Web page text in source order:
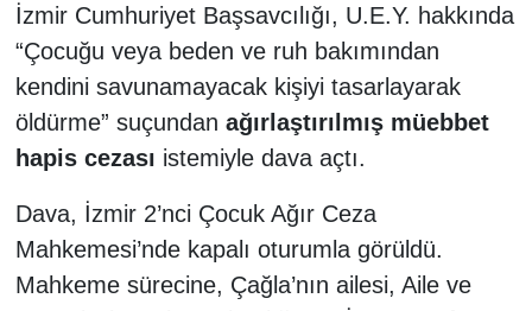
İzmir Cumhuriyet Başsavcılığı, U.E.Y. hakkında
“Çocuğu veya beden ve ruh bakımından
kendini savunamayacak kişiyi tasarlayarak
öldürme” suçundan ağırlaştırılmış müebbet
hapis cezası istemiyle dava açtı.
Dava, İzmir 2’nci Çocuk Ağır Ceza
Mahkemesi’nde kapalı oturumla görüldü.
Mahkeme sürecine, Çağla’nın ailesi, Aile ve